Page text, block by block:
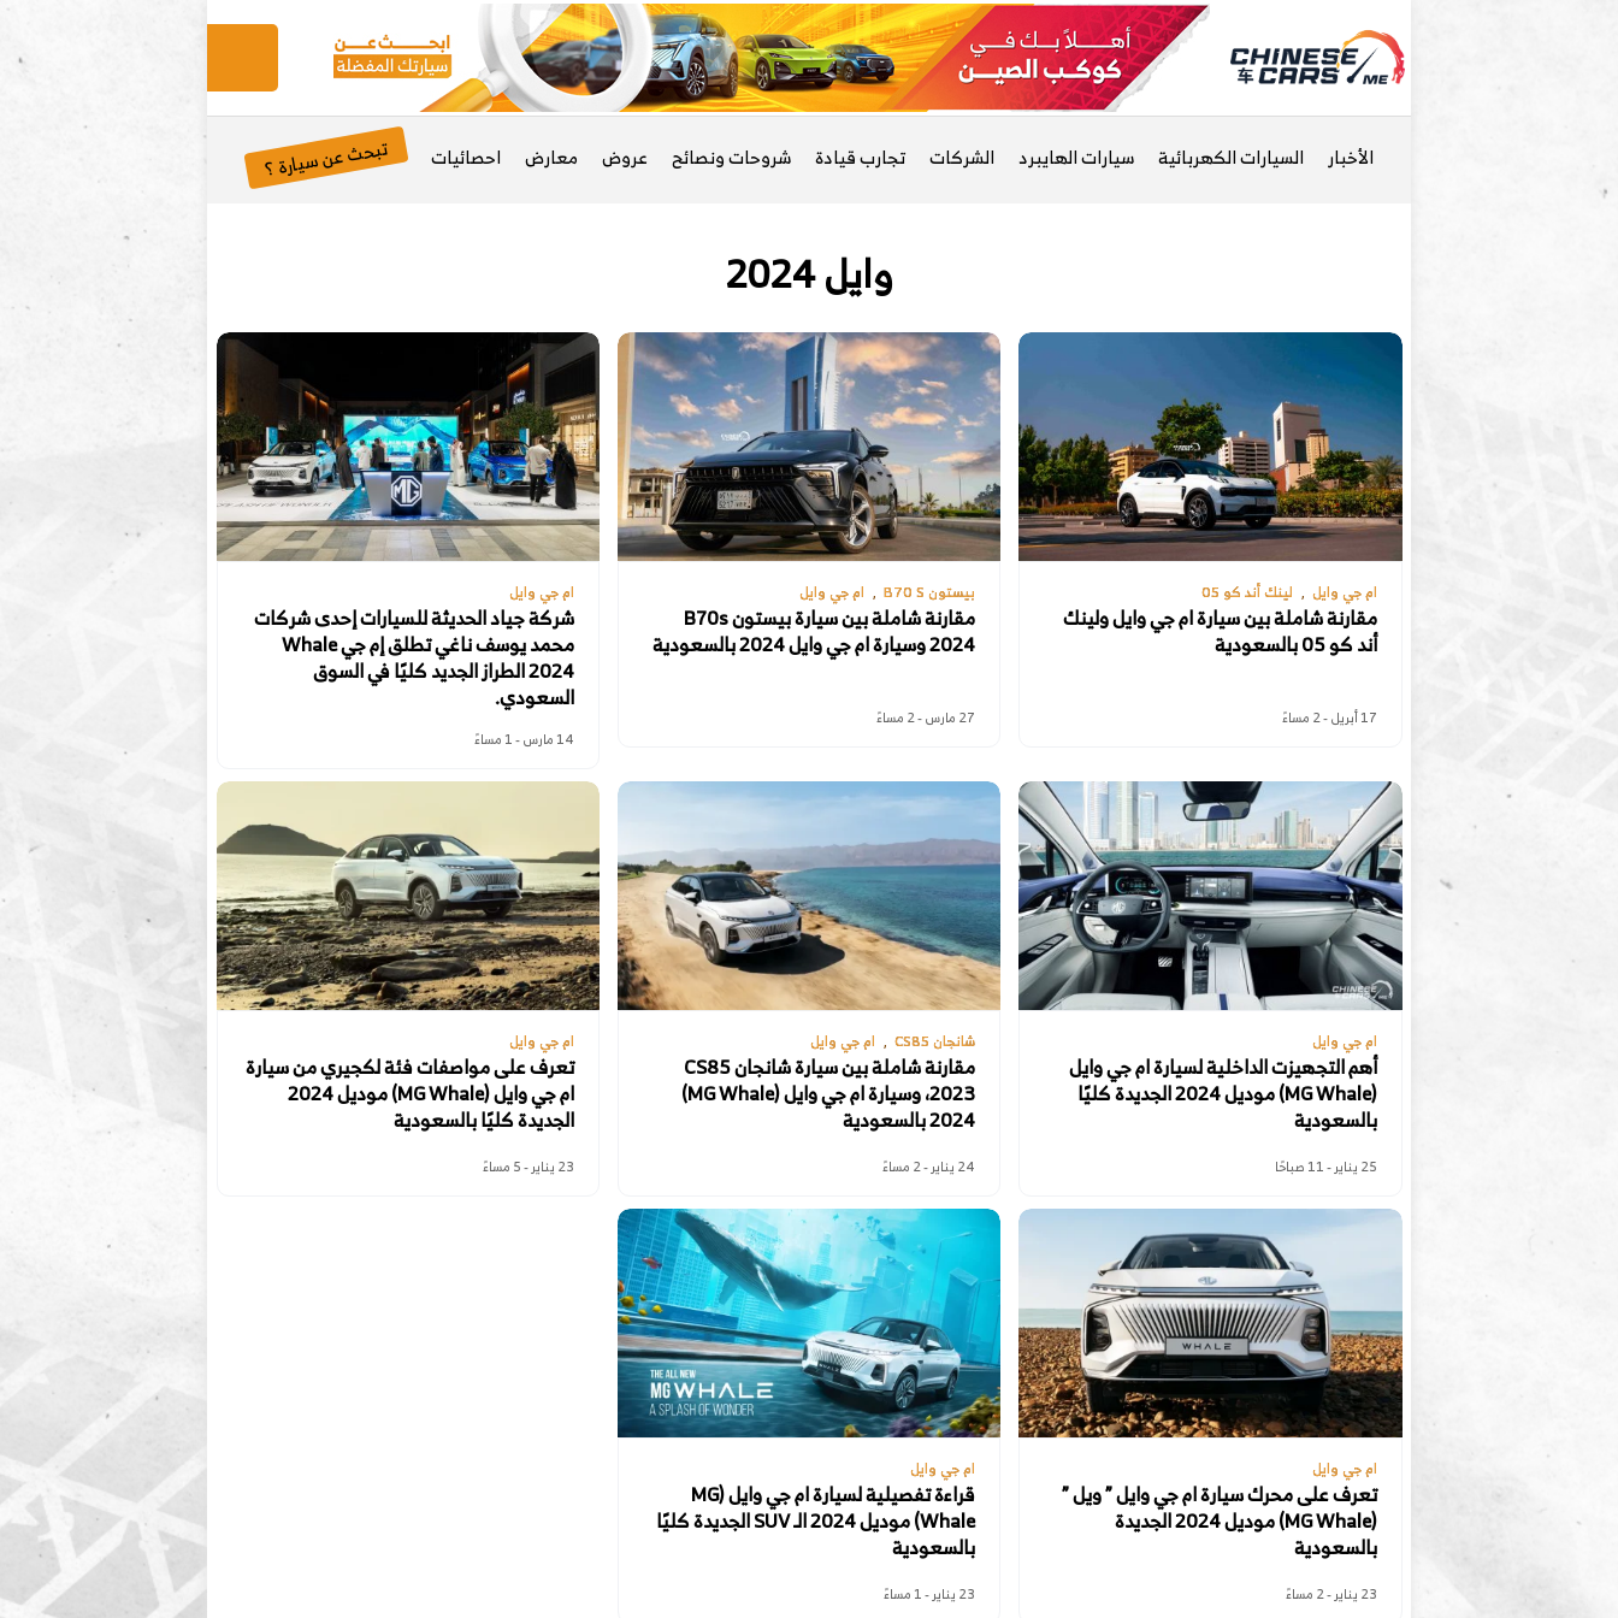
الأخبار السيارات الكهربائية سيارات الهايبرد الشركات تجارب قيادة شروحات ونصائح عروض معارض احصائيات تبحث عن سيارة ؟
وايل 2024
ام جي وايل لينك أند كو 05
مقارنة شاملة بين سيارة ام جي وايل ولينك
أند كو 05 بالسعودية
17 أبريل - 2 مساءً
بيستون B70 S ام جي وايل
مقارنة شاملة بين سيارة بيستون B70s
2024 وسيارة ام جي وايل 2024 بالسعودية
27 مارس - 2 مساءً
ام جي وايل
شركة جياد الحديثة للسيارات إحدى شركات
محمد يوسف ناغي تطلق إم جي Whale
2024 الطراز الجديد كليًا في السوق
السعودي.
14 مارس - 1 مساءً
ام جي وايل
أهم التجهيزت الداخلية لسيارة ام جي وايل
(MG Whale) موديل 2024 الجديدة كليًا
بالسعودية
25 يناير - 11 صباحًا
شانجان CS85 ام جي وايل
مقارنة شاملة بين سيارة شانجان CS85
2023، وسيارة ام جي وايل (MG Whale)
2024 بالسعودية
24 يناير - 2 مساءً
ام جي وايل
تعرف على مواصفات فئة لكجيري من سيارة
ام جي وايل (MG Whale) موديل 2024
الجديدة كليًا بالسعودية
23 يناير - 5 مساءً
ام جي وايل
تعرف على محرك سيارة ام جي وايل ” ويل ”
(MG Whale) موديل 2024 الجديدة
بالسعودية
23 يناير - 2 مساءً
ام جي وايل
قراءة تفصيلية لسيارة ام جي وايل (MG
Whale) موديل 2024 الـ SUV الجديدة كليًا
بالسعودية
23 يناير - 1 مساءً